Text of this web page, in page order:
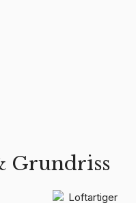
Grundriss